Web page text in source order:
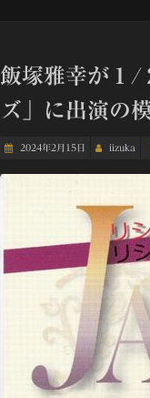
飯塚雅幸が１/
ズ」に出演の
2024年2月15日 iizuka